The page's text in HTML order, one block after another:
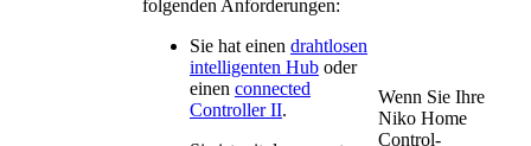
folgenden Anforderungen:
Sie hat einen drahtlosen
intelligenten Hub oder
einen connected
Controller II.
Wenn Sie Ihre
Niko Home
Control-